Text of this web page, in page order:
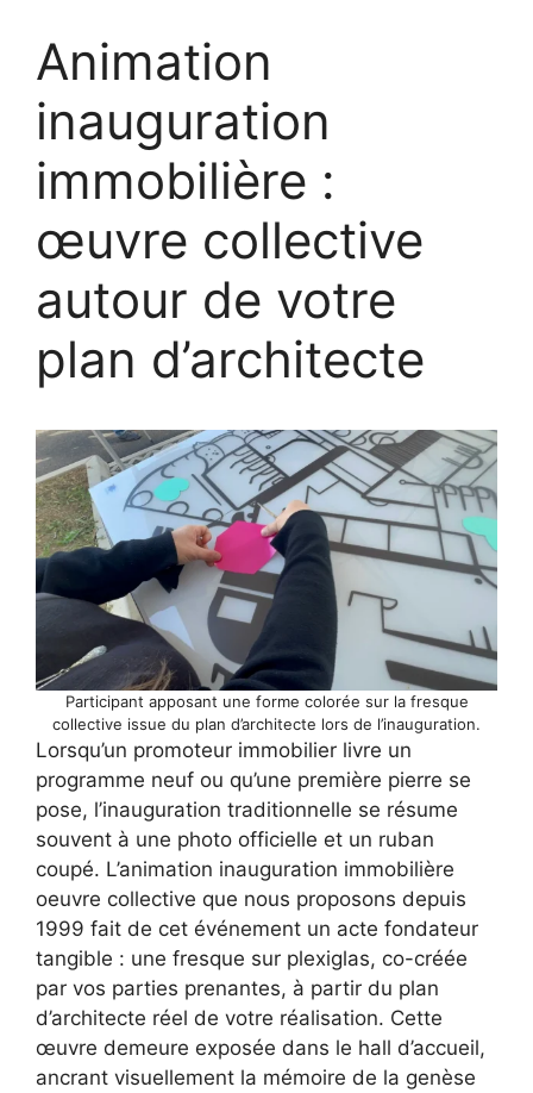
Animation
inauguration
immobilière :
œuvre collective
autour de votre
plan d’architecte
Participant apposant une forme colorée sur la fresque
collective issue du plan d’architecte lors de l’inauguration.
Lorsqu’un promoteur immobilier livre un
programme neuf ou qu’une première pierre se
pose, l’inauguration traditionnelle se résume
souvent à une photo officielle et un ruban
coupé. L’animation inauguration immobilière
oeuvre collective que nous proposons depuis
1999 fait de cet événement un acte fondateur
tangible : une fresque sur plexiglas, co-créée
par vos parties prenantes, à partir du plan
d’architecte réel de votre réalisation. Cette
œuvre demeure exposée dans le hall d’accueil,
ancrant visuellement la mémoire de la genèse